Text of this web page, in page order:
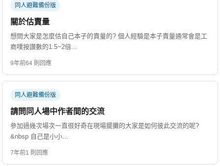
同人避難備份版
關於估賣量
想問大家是怎麼估自己本子的賣量的? 個人經驗是本子賣量通常會是工
商噗按讚數的1.5~2倍...
9年前64 則回應
同人避難備份版
請問同人場中作者間的交流
參加過幾次場次一直很好奇在現場擺攤的大家是如何彼此交流的呢?
&nbsp 自己是小小...
7年前1 則回應